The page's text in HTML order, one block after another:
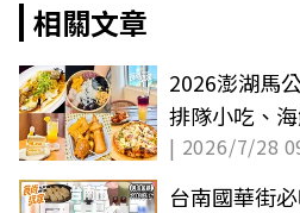
相關文章
2026澎湖馬
排隊小吃、
通通有
| 2026/7/28
台南國華街